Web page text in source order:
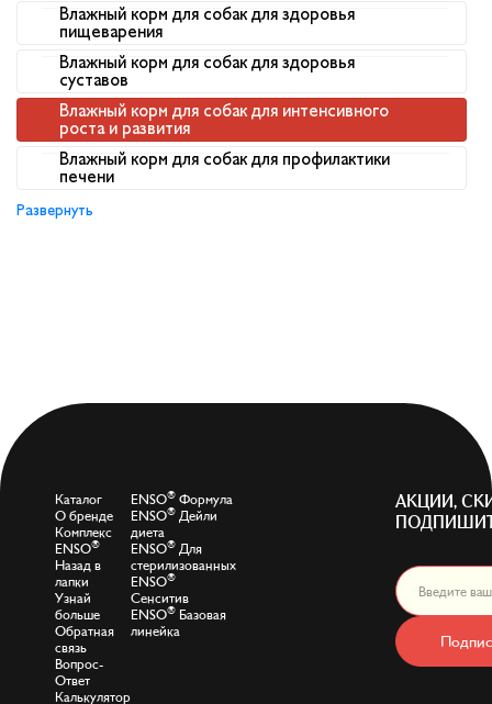
Влажный корм для собак для здоровья
пищеварения
Влажный корм для собак для здоровья
суставов
Влажный корм для собак для интенсивного
роста и развития
Влажный корм для собак для профилактики
печени
Развернуть
Каталог
О бренде
Комплекс
ENSO®
Назад в
лапки
Узнай
больше
Обратная
связь
Вопрос-
Ответ
Калькулятор
ENSO® Формула
ENSO® Дейли
диета
ENSO® Для
стерилизованных
ENSO®
Сенситив
ENSO® Базовая
линейка
АКЦИИ,